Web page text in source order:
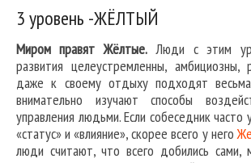
3 уровень -ЖЁЛТЫЙ
Миром правят Жёлтые.Люди с этим
развития целеустремленны, амбициозны,
даже к своему отдыху подходят
внимательно изучают способы
управления людьми. Если собеседник часто
«статус» и «влияние», скорее всего у него
люди считают, что всего добились сами,